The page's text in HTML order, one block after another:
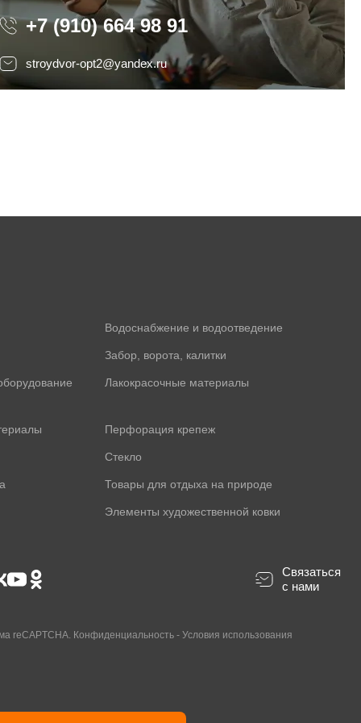
+7 (910) 664 98 91
stroydvor-opt2@yandex.ru
Водоснабжение и водоотведение
Забор, ворота, калитки
Лакокрасочные материалы
Перфорация крепеж
Стекло
Товары для отдыха на природе
Элементы художественной ковки
Связаться
с нами
reCAPTCHA. Конфиденциальность -Условия использования